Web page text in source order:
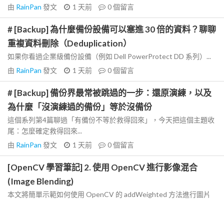
由 RainPan 發文 1 天前 0個留言
# [Backup] 為什麼備份設備可以塞進 30 倍的資料？聊聊
重複資料刪除（Deduplication）
如果你看過企業級備份設備（例如 Dell PowerProtect DD 系列）...
由 RainPan 發文 1 天前 0個留言
# [Backup] 備份界最常被跳過的一步：還原演練，以及
為什麼「沒演練過的備份」等於沒備份
這個系列第4篇聊過「有備份不等於救得回來」，今天把這個主題收
尾：怎麼確定救得回來...
由 RainPan 發文 1 天前 0個留言
[OpenCV 學習筆記] 2. 使用 OpenCV 進行影像混合
(Image Blending)
本文將簡單示範如何使用 OpenCV 的 addWeighted 方法進行圖片